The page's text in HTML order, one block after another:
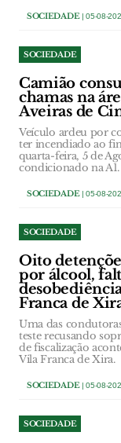
SOCIEDADE| 05-08-
SOCIEDADE
Camião
chamas na
Aveiras de
Veículo ardeu por
ter incendiado ao
quarta-feira, 5 de
condicionado na A1.
SOCIEDADE| 05-08-
SOCIEDADE
Oito
por álcool,
Franca de
Uma das
teste recusando
de fiscalização
Vila Franca de Xira.
SOCIEDADE| 05-08-
SOCIEDADE